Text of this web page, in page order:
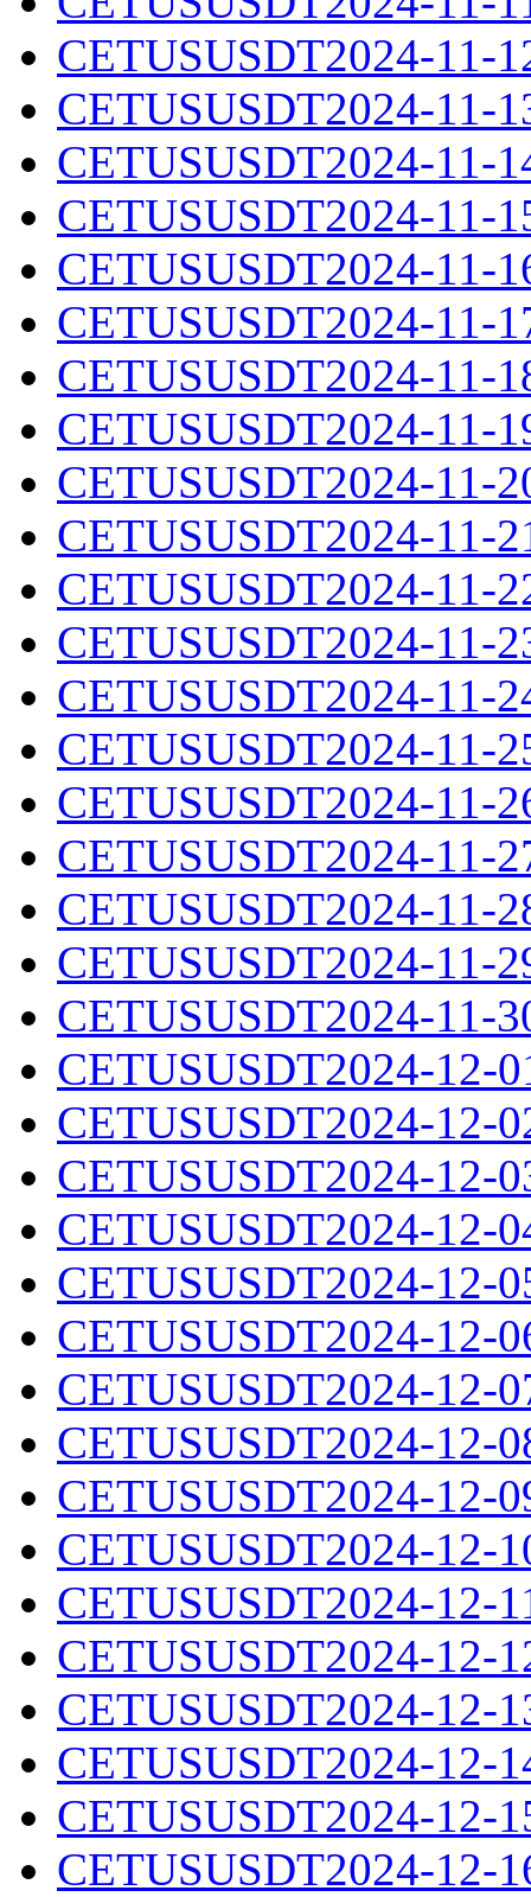
CETUSUSDT2024-11-
CETUSUSDT2024-11-
CETUSUSDT2024-11-
CETUSUSDT2024-11-
CETUSUSDT2024-11-
CETUSUSDT2024-11-
CETUSUSDT2024-11-
CETUSUSDT2024-11-
CETUSUSDT2024-11-
CETUSUSDT2024-11-
CETUSUSDT2024-11-
CETUSUSDT2024-11-
CETUSUSDT2024-11-
CETUSUSDT2024-11-
CETUSUSDT2024-11-
CETUSUSDT2024-11-
CETUSUSDT2024-11-
CETUSUSDT2024-11-
CETUSUSDT2024-11-
CETUSUSDT2024-12-
CETUSUSDT2024-12-
CETUSUSDT2024-12-
CETUSUSDT2024-12-
CETUSUSDT2024-12-
CETUSUSDT2024-12-
CETUSUSDT2024-12-
CETUSUSDT2024-12-
CETUSUSDT2024-12-
CETUSUSDT2024-12-
CETUSUSDT2024-12-
CETUSUSDT2024-12-
CETUSUSDT2024-12-
CETUSUSDT2024-12-
CETUSUSDT2024-12-
CETUSUSDT2024-12-